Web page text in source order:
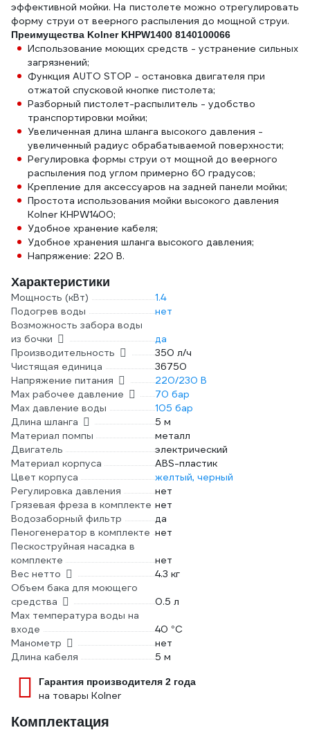
эффективной мойки. На пистолете можно отрегулировать
форму струи от веерного распыления до мощной струи.
Преимущества Kolner KHPW1400 8140100066
Использование моющих средств - устранение сильных
загрязнений;
Функция AUTO STOP - остановка двигателя при
отжатой спусковой кнопке пистолета;
Разборный пистолет-распылитель - удобство
транспортировки мойки;
Увеличенная длина шланга высокого давления -
увеличенный радиус обрабатываемой поверхности;
Регулировка формы струи от мощной до веерного
распыления под углом примерно 60 градусов;
Крепление для аксессуаров на задней панели мойки;
Простота использования мойки высокого давления
Kolner KHPW1400;
Удобное хранение кабеля;
Удобное хранения шланга высокого давления;
Напряжение: 220 В.
Характеристики
Мощность (кВт)
1.4
Подогрев воды
нет
Возможность забора воды
из бочки
да
Производительность
350 л/ч
Чистящая единица
36750
Напряжение питания
220/230 В
Мах рабочее давление
70 бар
Max давление воды
105 бар
Длина шланга
5 м
Материал помпы
металл
Двигатель
электрический
Материал корпуса
ABS-пластик
Цвет корпуса
желтый, черный
Регулировка давления
нет
Грязевая фреза в комплекте нет
Водозаборный фильтр
да
Пеногенератор в комплекте нет
Пескоструйная насадка в
комплекте
нет
Вес нетто
4.3 кг
Объем бака для моющего
средства
0.5 л
Max температура воды на
входе
40 °С
Манометр
нет
Длина кабеля
5 м
Гарантия производителя 2 года
на товары Kolner
Комплектация